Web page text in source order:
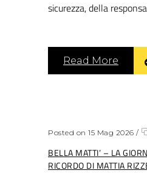
sicurezza, della
Read More
Posted on 15 Mag 2026 /
BELLA MATTI’ – LA
RICORDO DI MATTIA